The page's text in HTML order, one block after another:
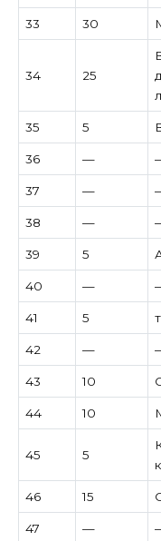
33 30
34 25
35 5
36 —
37 —
38 —
39 5
40 —
41 5
42 —
43 10
44 10
45 5
46 15
47 —